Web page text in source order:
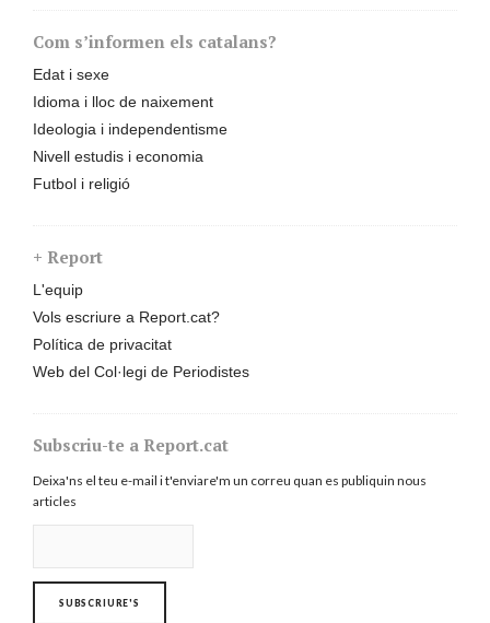
Com s’informen els catalans?
Edat i sexe
Idioma i lloc de naixement
Ideologia i independentisme
Nivell estudis i economia
Futbol i religió
+ Report
L'equip
Vols escriure a Report.cat?
Política de privacitat
Web del Col·legi de Periodistes
Subscriu-te a Report.cat
Deixa'ns el teu e-mail i t'enviare'm un correu quan es publiquin nous
articles